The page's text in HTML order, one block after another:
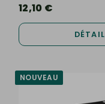
12,10 €
DÉTAIL
NOUVEAU